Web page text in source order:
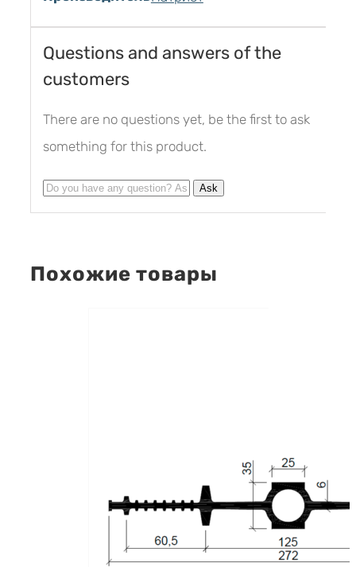
Questions and answers of the
customers
There are no questions yet, be the first to ask
something for this product.
Похожие товары